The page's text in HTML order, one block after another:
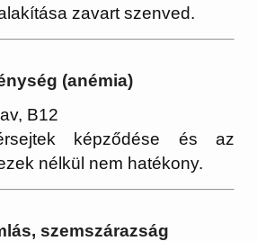
zavart szenved.
(anémia)
B12
képződése és az
nélkül nem hatékony.
szemszárazság